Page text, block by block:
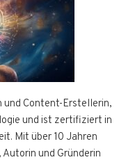
und Content-Erstellerin,
und ist zertifiziert in
Mit über 10 Jahren
und Gründerin